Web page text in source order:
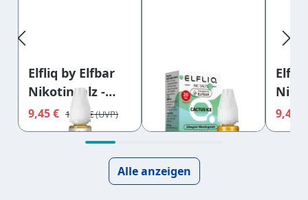
Elfliq by Elfbar
Nikotinsalz -
Blackberry
Cherry - Liquid
9,45 € 11,95 €
Elfliq by Elfbar
Nikotinsalz -
Cactus Ice -
Liquid 20mg
9,95 € 9,45
Alle anzeigen